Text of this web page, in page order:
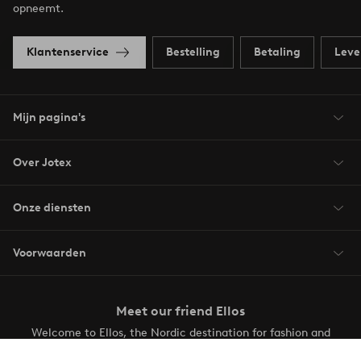
opneemt.
Klantenservice Bestelling Betaling
Mijn pagina's
Over Jotex
Onze diensten
Voorwaarden
Meet our friend Ellos
Welcome to Ellos, the Nordic destination for fashion and